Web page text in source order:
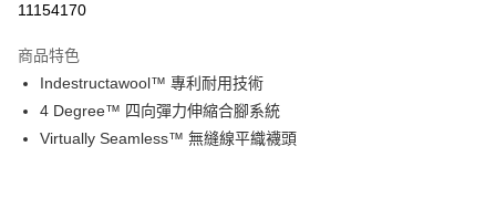
上海商業儲蓄銀行
臺灣中小企業銀行
匯豐（台灣）商業銀行
聯邦商業銀行
遠東國際商業銀行
元大商業銀行
永豐商業銀行
LINE Pay
Apple Pay
ATM付款
11154170
商品特色
Indestructawool™ 專利耐用技術
4 Degree™ 四向彈力伸縮合腳系統
Virtually Seamless™ 無縫線平織襪頭